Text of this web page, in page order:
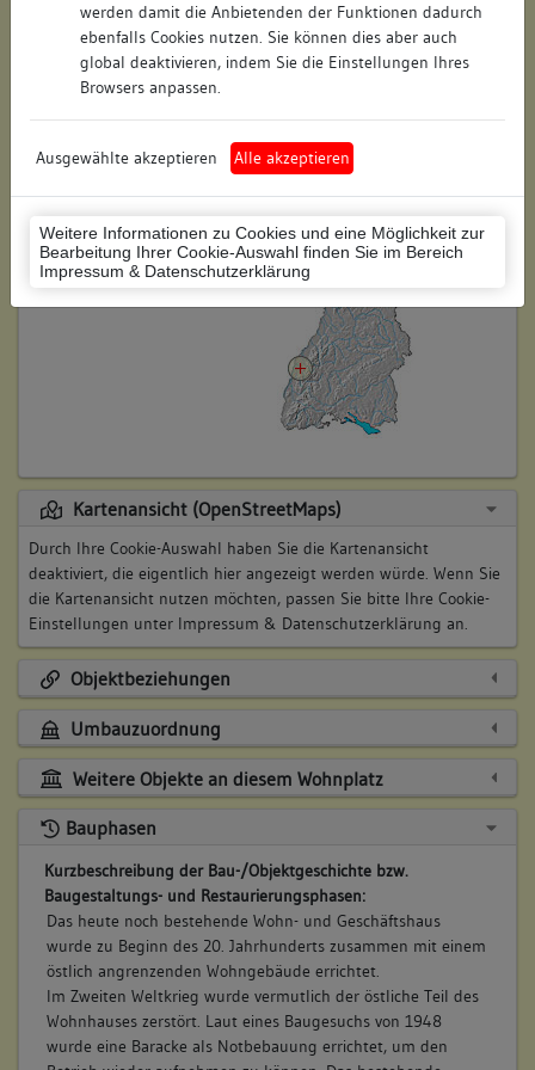
werden damit die Anbietenden der Funktionen dadurch
ebenfalls Cookies nutzen. Sie können dies aber auch
global deaktivieren, indem Sie die Einstellungen Ihres
Browsers anpassen.
Ausgewählte akzeptieren Alle akzeptieren
Weitere Informationen zu Cookies und eine Möglichkeit zur
Bearbeitung Ihrer Cookie-Auswahl finden Sie im Bereich
Impressum & Datenschutzerklärung
Regierungsbezirk: Freiburg
Ortenaukreis (Landkreis)
Flurstücknummer: keine
Historischer Straßenname: keiner
Historische Gebäudenummer: keine
Lage des Wohnplatzes:
Kartenansicht (OpenStreetMaps)
Durch Ihre Cookie-Auswahl haben Sie die Kartenansicht
deaktiviert, die eigentlich hier angezeigt werden würde. Wenn Sie
die Kartenansicht nutzen möchten, passen Sie bitte Ihre Cookie-
Einstellungen unter Impressum & Datenschutzerklärung an.
Objektbeziehungen
Umbauzuordnung
Weitere Objekte an diesem Wohnplatz
Bauphasen
Kurzbeschreibung der Bau-/Objektgeschichte bzw.
Baugestaltungs- und Restaurierungsphasen:
Das heute noch bestehende Wohn- und Geschäftshaus
wurde zu Beginn des 20. Jahrhunderts zusammen mit einem
östlich angrenzenden Wohngebäude errichtet.
Im Zweiten Weltkrieg wurde vermutlich der östliche Teil des
Wohnhauses zerstört. Laut eines Baugesuchs von 1948
wurde eine Baracke als Notbebauung errichtet, um den